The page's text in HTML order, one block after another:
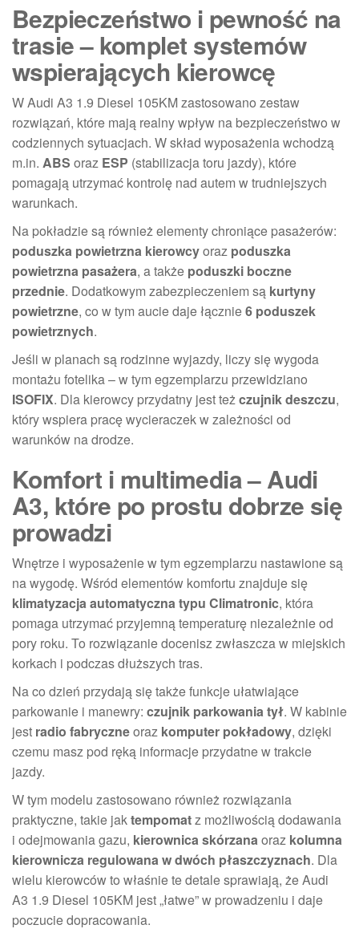
Bezpieczeństwo i pewność na
trasie – komplet systemów
wspierających kierowcę
W Audi A3 1.9 Diesel 105KM zastosowano zestaw
rozwiązań, które mają realny wpływ na bezpieczeństwo w
codziennych sytuacjach. W skład wyposażenia wchodzą
m.in. ABS oraz ESP (stabilizacja toru jazdy), które
pomagają utrzymać kontrolę nad autem w trudniejszych
warunkach.
Na pokładzie są również elementy chroniące pasażerów:
poduszka powietrzna kierowcyoraz poduszka
powietrzna pasażera, a także poduszki boczne
przednie. Dodatkowym zabezpieczeniem są kurtyny
powietrzne, co w tym aucie daje łącznie6 poduszek
powietrznych.
Jeśli w planach są rodzinne wyjazdy, liczy się wygoda
montażu fotelika – w tym egzemplarzu przewidziano
ISOFIX. Dla kierowcy przydatny jest teżczujnik deszczu,
który wspiera pracę wycieraczek w zależności od
warunków na drodze.
Komfort i multimedia – Audi
A3, które po prostu dobrze się
prowadzi
Wnętrze i wyposażenie w tym egzemplarzu nastawione są
na wygodę. Wśród elementów komfortu znajduje się
klimatyzacja automatyczna typu Climatronic, która
pomaga utrzymać przyjemną temperaturę niezależnie od
pory roku. To rozwiązanie docenisz zwłaszcza w miejskich
korkach i podczas dłuższych tras.
Na co dzień przydają się także funkcje ułatwiające
parkowanie i manewry: czujnik parkowania tył. W kabinie
jest radio fabryczneoraz komputer pokładowy, dzięki
czemu masz pod ręką informacje przydatne w trakcie
jazdy.
W tym modelu zastosowano również rozwiązania
praktyczne, takie jaktempomatz możliwością dodawania
i odejmowania gazu, kierownica skórzanaoraz kolumna
kierownicza regulowana w dwóch płaszczyznach. Dla
wielu kierowców to właśnie te detale sprawiają, że Audi
A3 1.9 Diesel 105KM jest „łatwe” w prowadzeniu i daje
poczucie dopracowania.